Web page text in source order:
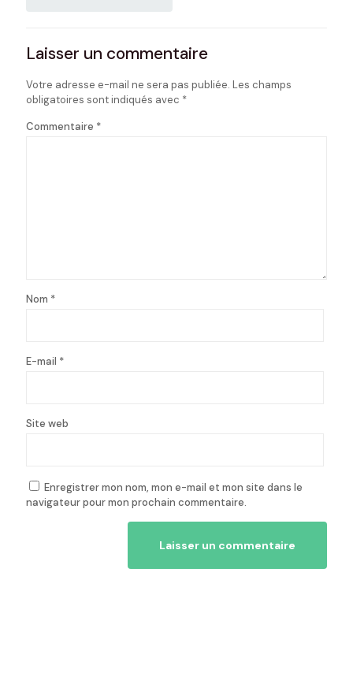
Laisser un commentaire
Votre adresse e-mail ne sera pas publiée. Les champs
obligatoires sont indiqués avec *
Commentaire *
Nom *
E-mail *
Site web
Enregistrer mon nom, mon e-mail et mon site dans le
navigateur pour mon prochain commentaire.